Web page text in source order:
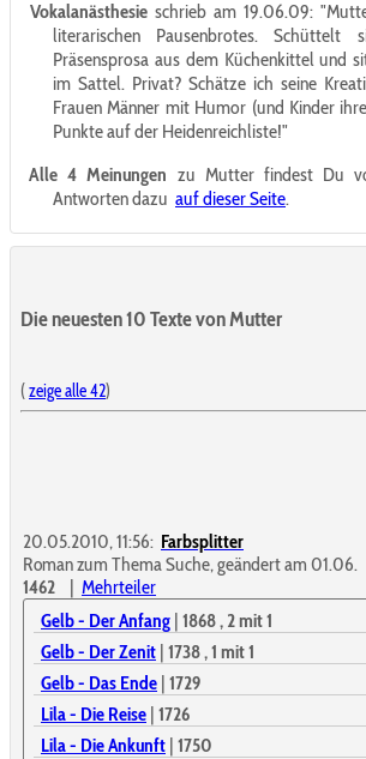
Vokalanästhesie schrieb am 19.06.09:
literarischen Pausenbrotes.
Präsensprosa aus dem Küchenkittel und
im Sattel. Privat? Schätze ich seine
Frauen Männer mit Humor (und Kinder
Punkte auf der Heidenreichliste!"
Alle 4 Meinungen zu Mutter findest Du
Antworten dazu auf dieser Seite.
Die neuesten 10 Texte von Mutter
(zeige alle 42)
20.05.2010, 11:56: Farbsplitter
Roman zum Thema Suche, geändert am 01.06.
1462
| Mehrteiler
Gelb - Der Anfang | 1868, 2mit 1
Gelb - Der Zenit | 1738, 1 mit 1
Gelb - Das Ende | 1729
Lila - Die Reise | 1726
Lila - Die Ankunft | 1750